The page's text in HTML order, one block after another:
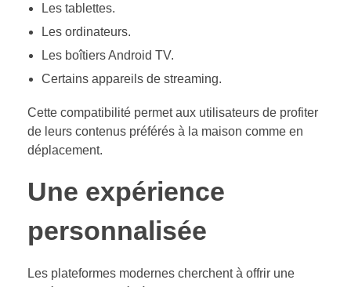
Les tablettes.
Les ordinateurs.
Les boîtiers Android TV.
Certains appareils de streaming.
Cette compatibilité permet aux utilisateurs de profiter
de leurs contenus préférés à la maison comme en
déplacement.
Une expérience
personnalisée
Les plateformes modernes cherchent à offrir une